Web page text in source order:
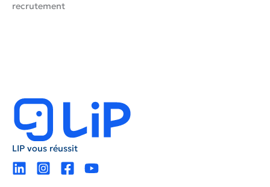
recrutement
LIP vous réussit